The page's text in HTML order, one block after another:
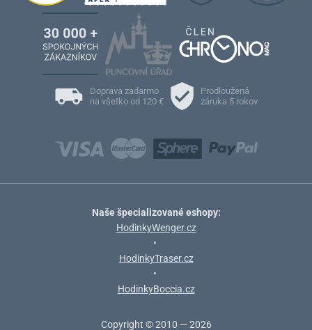
Doprava zadarmo
na všetko od 120 €
Prodloužená
záruka 5 rokov
Naše špecializované eshopy:
HodinkyWenger.cz
•
HodinkyTraser.cz
•
HodinkyBoccia.cz
Copyright © 2010 — 2026